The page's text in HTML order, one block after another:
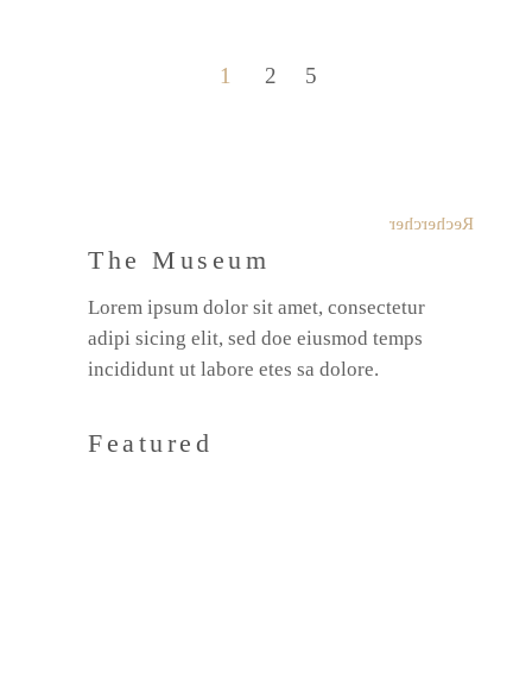
1 2
The Museum
Lorem ipsum dolor sit amet, consectetur
adipi sicing elit, sed doe eiusmod temps
incididunt ut labore etes sa dolore.
Featured
Rechercher